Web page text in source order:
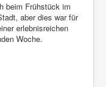
beim Frühstück im
aber dies war für
erlebnisreichen
Woche.